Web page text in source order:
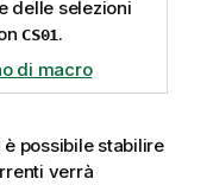
delle selezioni
CS01.
di macro
è possibile stabilire
verrà